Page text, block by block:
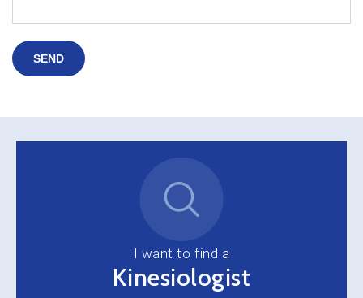
SEND
I want to find a
Kinesiologist